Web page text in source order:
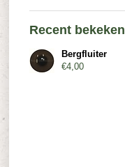
Recent bekeken
Bergfluiter
€4,00